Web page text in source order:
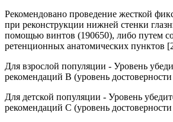
Рекомендовано проведение жесткой
при реконструкции нижней стенки
помощью винтов (190650), либо путем
ретенционных анатомических пунктов
Для взрослой популяции - Уровень
рекомендаций В (уровень достоверности
Для детской популяции - Уровень
рекомендаций C (уровень достоверности